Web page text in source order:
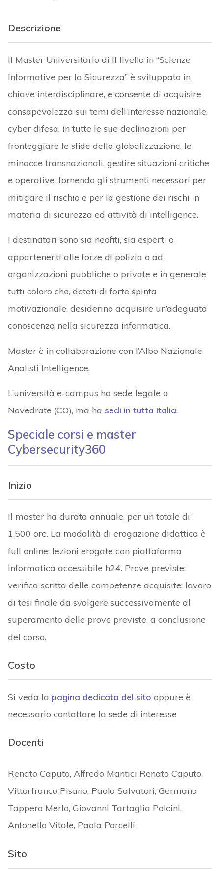
Descrizione
Il Master Universitario di II livello in “Scienze
Informative per la Sicurezza” è sviluppato in
chiave interdisciplinare, e consente di acquisire
consapevolezza sui temi dell’interesse nazionale,
cyber difesa, in tutte le sue declinazioni per
fronteggiare le sfide della globalizzazione, le
minacce transnazionali, gestire situazioni critiche
e operative, fornendo gli strumenti necessari per
mitigare il rischio e per la gestione dei rischi in
materia di sicurezza ed attività di intelligence.
I destinatari sono sia neofiti, sia esperti o
appartenenti alle forze di polizia o ad
organizzazioni pubbliche o private e in generale
tutti coloro che, dotati di forte spinta
motivazionale, desiderino acquisire un’adeguata
conoscenza nella sicurezza informatica.
Master è in collaborazione con l’Albo Nazionale
Analisti Intelligence.
L’università e-campus ha sede legale a
Novedrate (CO), ma ha sedi in tutta Italia.
Speciale corsi e master
Cybersecurity360
Inizio
Il master ha durata annuale, per un totale di
1.500 ore. La modalità di erogazione didattica è
full online: lezioni erogate con piattaforma
informatica accessibile h24. Prove previste:
verifica scritta delle competenze acquisite; lavoro
di tesi finale da svolgere successivamente al
superamento delle prove previste, a conclusione
del corso.
Costo
Si veda la pagina dedicata del sito oppure è
necessario contattare la sede di interesse
Docenti
Renato Caputo, Alfredo Mantici Renato Caputo,
Vittorfranco Pisano, Paolo Salvatori, Germana
Tappero Merlo, Giovanni Tartaglia Polcini,
Antonello Vitale, Paola Porcelli
Sito